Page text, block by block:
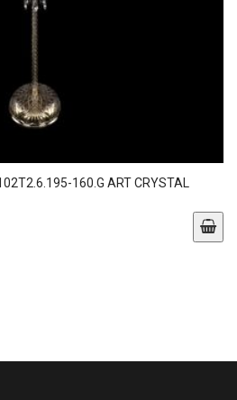
160.G ART CRYSTAL